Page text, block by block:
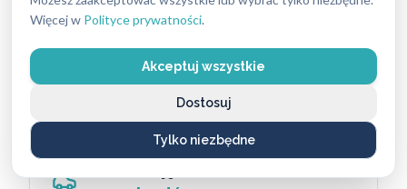
Więcej w Polityce prywatności.
Akceptuj wszystkie
Tylko niezbędne
Dostosuj
Wymaga to ogromnej precyzji oraz
znajomości specyfiki zamków szyfrowych i
elektronicznych.